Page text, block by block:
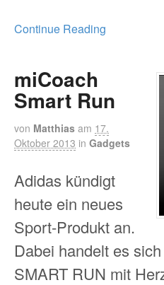
Continue Reading
miCoach
Smart Run
von Matthias am 17.
Oktober 2013 in Gadgets
Adidas kündigt
heute ein neues
Sport-Produkt an.
Dabei handelt es
SMART RUN mit